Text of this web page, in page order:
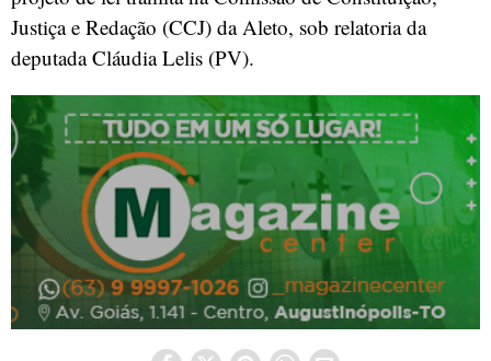
Justiça e Redação (CCJ) da Aleto, sob relatoria da
deputada Cláudia Lelis (PV).